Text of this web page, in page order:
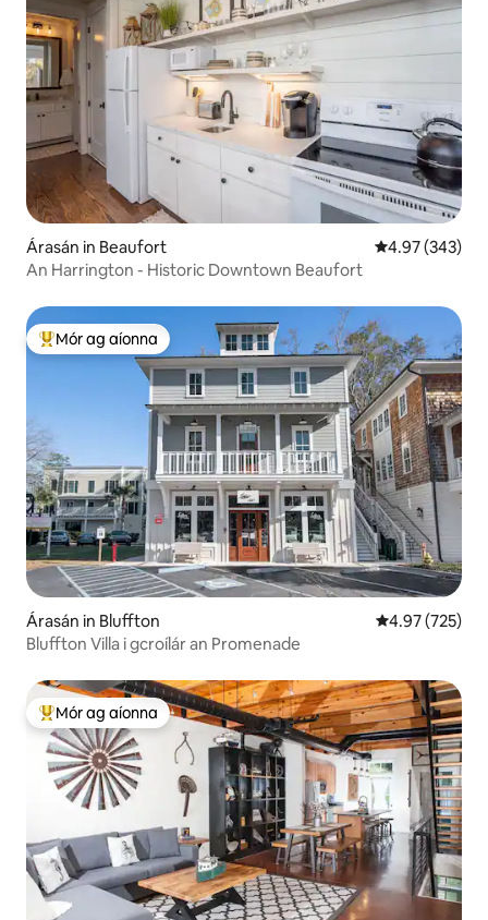
Árasán in Beaufort Meánrátáil
4.97 (343)
An Harrington - Historic Downtown Beaufort
An-mhór ag aíonna
Mór ag aíonna
Árasán in Bluffton Meánrátáil
4.97 (725)
Bluffton Villa i gcroílár an Promenade
An-mhór ag aíonna
Mór ag aíonna